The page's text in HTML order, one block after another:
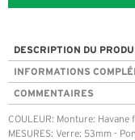
DESCRIPTION DU
INFORMATIONS
COMMENTAIRES
COULEUR: Monture:
MESURES: Verre: 53mm -